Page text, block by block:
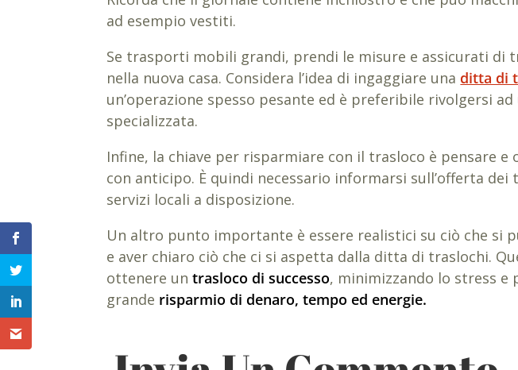
ad esempio vestiti.
Se trasporti mobili grandi, prendi le misure e assicurati di
nella nuova casa. Considera l’idea di ingaggiare una ditta di
un’operazione spesso pesante ed è preferibile rivolgersi
specializzata.
Infine, la chiave per risparmiare con il trasloco è pensare
con anticipo. È quindi necessario informarsi sull’offerta dei
servizi locali a disposizione.
Un altro punto importante è essere realistici su ciò che si
e aver chiaro ciò che ci si aspetta dalla ditta di traslochi.
ottenere untrasloco di successo, minimizzando lo stress e
grande risparmio di denaro, tempo ed energie.